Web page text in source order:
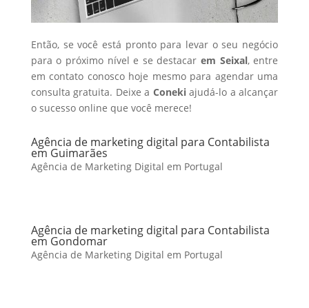
Então, se você está pronto para levar o seu negócio
para o próximo nível e se destacar em Seixal, entre
em contato conosco hoje mesmo para agendar uma
consulta gratuita. Deixe a Conekiajudá-lo a alcançar
o sucesso online que você merece!
Agência de marketing digital para Contabilista
em Guimarães
Agência de Marketing Digital em Portugal
Agência de marketing digital para Contabilista
em Gondomar
Agência de Marketing Digital em Portugal